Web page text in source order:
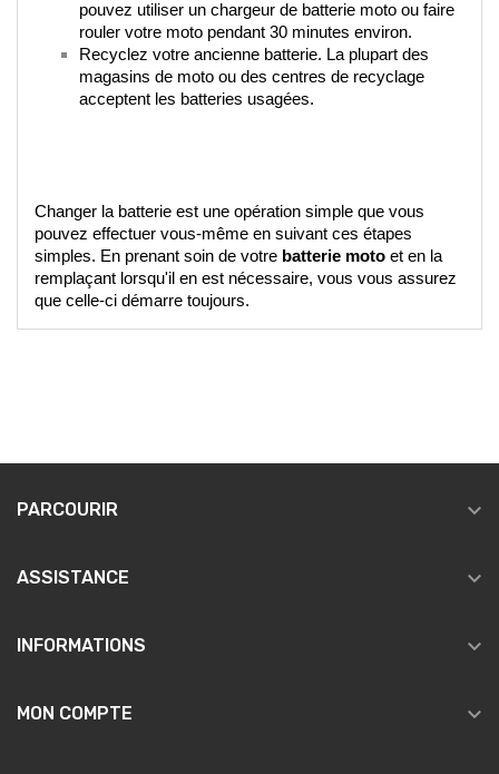
pouvez utiliser un chargeur de batterie moto ou faire
rouler votre moto pendant 30 minutes environ.
Recyclez votre ancienne batterie. La plupart des
magasins de moto ou des centres de recyclage
acceptent les batteries usagées.
Changer la batterie est une opération simple que vous
pouvez effectuer vous-même en suivant ces étapes
simples. En prenant soin de votre batterie moto et en la
remplaçant lorsqu'il en est nécessaire, vous vous assurez
que celle-ci démarre toujours.
PARCOURIR 
ASSISTANCE 
INFORMATIONS 
MON COMPTE 